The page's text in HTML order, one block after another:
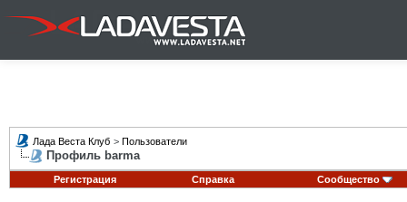
Лада Веста Клуб > Пользователи
Профиль barma
Регистрация Справка Сообщество